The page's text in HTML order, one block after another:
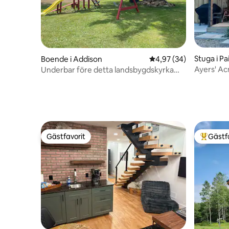
Boende i Addison 4,97 av 5 i
4,97 (34)
Underbar före detta landsbygdskyrka
Stuga i
Ayers'
Gästfavorit
Gästfavorit Populär